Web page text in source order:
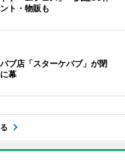
ト・物販も
ブ店「スターケバブ」が閉
幕